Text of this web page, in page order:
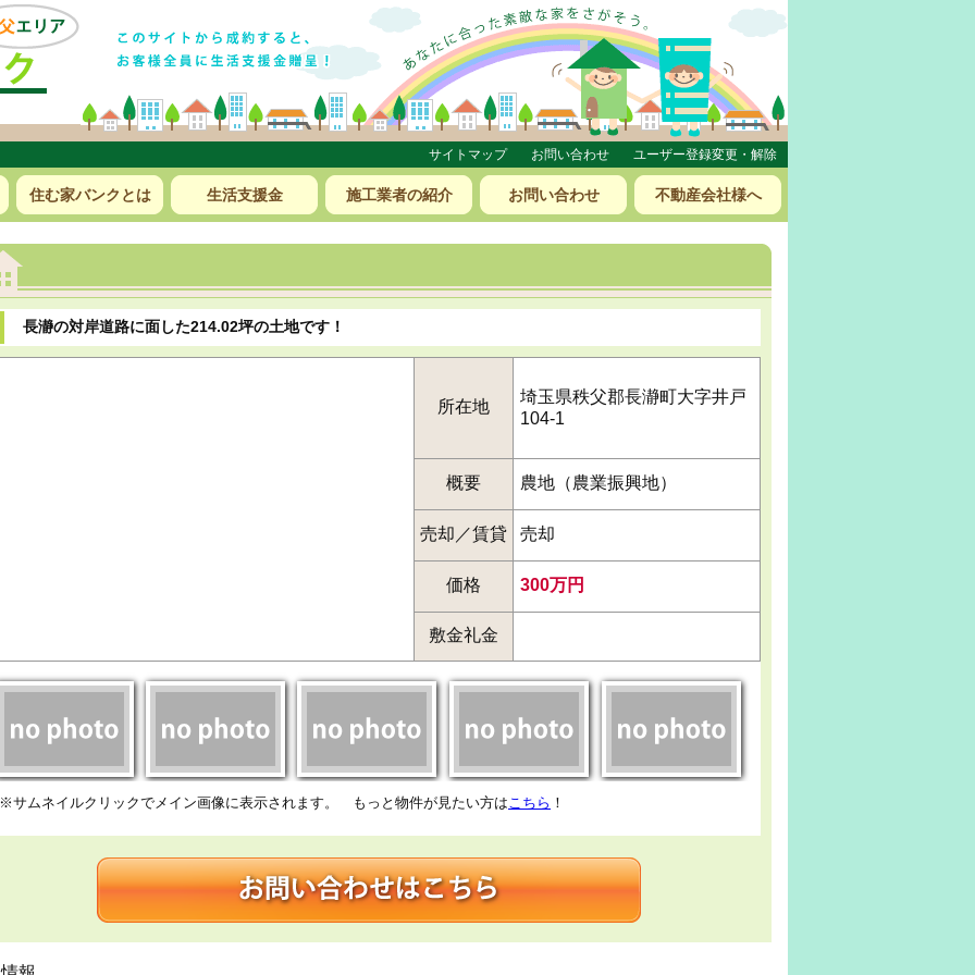
サイトマップ お問い合わせ ユーザー登録変更・解除
住む家バンクとは 生活支援金 施工業者の紹介 お問い合わせ 不動産会社様へ
長瀞の対岸道路に面した214.02坪の土地です！
所在地
埼玉県秩父郡長瀞町大字井戸
104-1
概要 農地（農業振興地）
売却／賃貸 売却
価格 300万円
敷金礼金
※サムネイルクリックでメイン画像に表示されます。 もっと物件が見たい方はこちら ！